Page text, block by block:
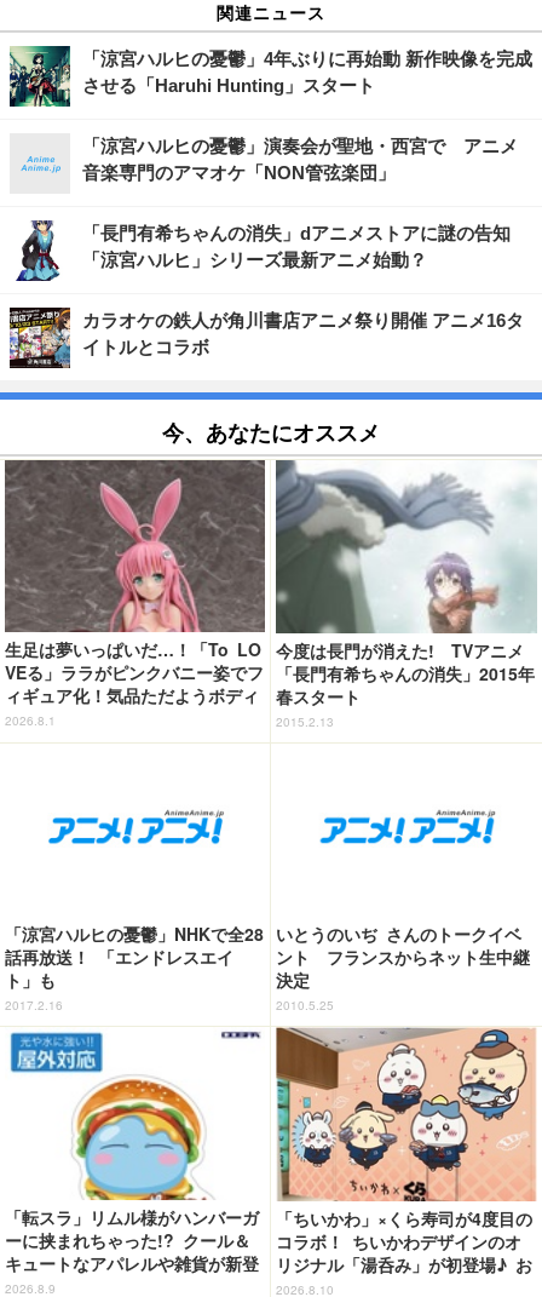
関連ニュース
「涼宮ハルヒの憂鬱」4年ぶりに再始動 新作映像を完成
させる「Haruhi Hunting」スタート
「涼宮ハルヒの憂鬱」演奏会が聖地・西宮で アニメ
音楽専門のアマオケ「NON管弦楽団」
「長門有希ちゃんの消失」dアニメストアに謎の告知
「涼宮ハルヒ」シリーズ最新アニメ始動？
カラオケの鉄人が角川書店アニメ祭り開催 アニメ16タ
イトルとコラボ
今、あなたにオススメ
生足は夢いっぱいだ…！「To LO
VEる」ララがピンクバニー姿でフ
ィギュア化！気品ただようボディ
に注目
2026.8.1
今度は長門が消えた! TVアニメ
「長門有希ちゃんの消失」2015年
春スタート
2015.2.13
「涼宮ハルヒの憂鬱」NHKで全28
話再放送！ 「エンドレスエイ
ト」も
2017.2.16
いとうのいぢ さんのトークイベ
ント フランスからネット生中継
決定
2010.5.25
「転スラ」リムル様がハンバーガ
ーに挟まれちゃった!? クール＆
キュートなアパレルや雑貨が新登
場！【COSPA】
2026.8.9
「ちいかわ」×くら寿司が4度目の
コラボ！ ちいかわデザインのオ
リジナル「湯呑み」が初登場♪ お
寿司に扮したハチワレたちも必見
2026.8.10